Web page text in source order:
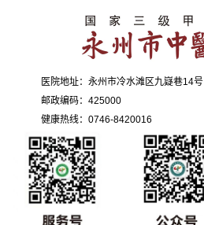
医院地址：永州市冷水滩区九嶷巷14号
邮政编码：425000
健康热线：0746-8420016